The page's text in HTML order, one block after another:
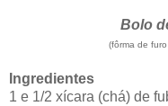
Bolo
(fôrma de
Ingredientes
1 e 1/2 xícara (chá) de